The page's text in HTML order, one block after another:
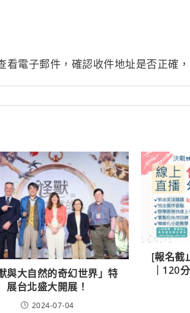
電子郵件，確認收件地址是否正確，
與大自然的奇幻世界」特
展台北盛大開展！
2024-07-04
[報名截
｜120